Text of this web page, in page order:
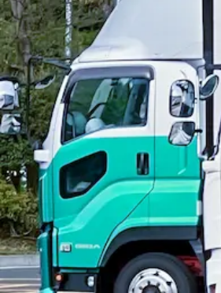
気になる 詳しく見る
【完全週休2日制！】軽
株式会社ワタヨシコーポレーション
想定給与
月給￥187,200〜￥216,000
勤務地
宮城県亘理郡亘理町